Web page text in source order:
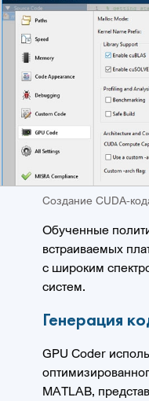
Создание CUDA-
Обученные
встраиваемых
с широким
систем.
Генерация
GPU Coder
MATLAB,